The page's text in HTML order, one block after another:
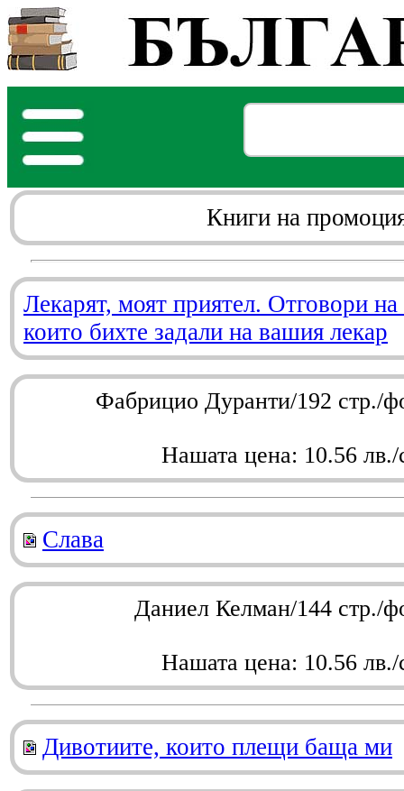
Книги на
Лекарят, моят приятел. Отговори
които бихте задали на вашия лекар
Фабрицио Дуранти/192 стр./
Нашата цена: 10.56 лв./
Слава
Даниел Келман/144 стр./
Нашата цена: 10.56 лв./
Дивотиите, които плещи баща ми